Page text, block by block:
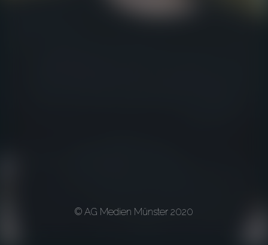
© AG Medien Münster 2020